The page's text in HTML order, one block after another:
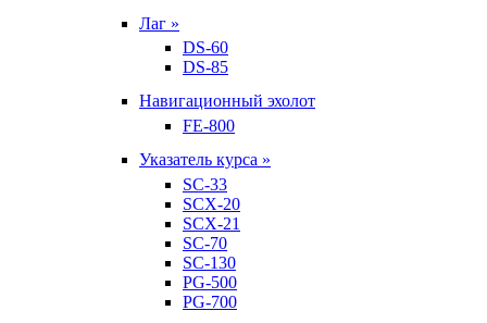
Лаг »
DS-60
DS-85
Навигационный эхолот
FE-800
Указатель курса »
SC-33
SCX-20
SCX-21
SC-70
SC-130
PG-500
PG-700